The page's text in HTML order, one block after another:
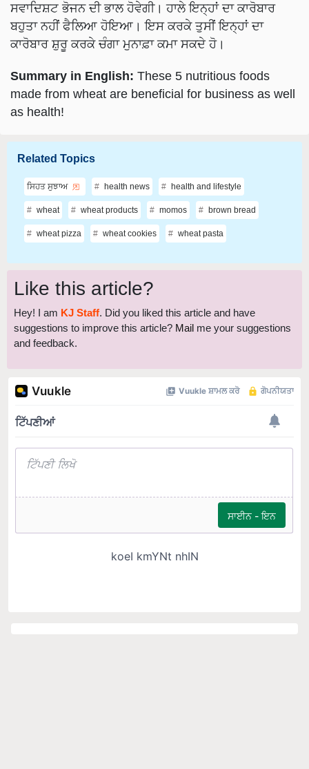
ਸਵਾਦਿਸ਼ਟ ਭੋਜਨ ਦੀ ਭਾਲ ਹੋਵੇਗੀ। ਹਾਲੇ ਇਨ੍ਹਾਂ ਦਾ ਕਾਰੋਬਾਰ
ਬਹੁਤਾ ਨਹੀਂ ਫੈਲਿਆ ਹੋਇਆ। ਇਸ ਕਰਕੇ ਤੁਸੀਂ ਇਨ੍ਹਾਂ ਦਾ
ਕਾਰੋਬਾਰ ਸ਼ੁਰੂ ਕਰਕੇ ਚੰਗਾ ਮੁਨਾਫ਼ਾ ਕਮਾ ਸਕਦੇ ਹੋ।
Summary in English: These 5 nutritious foods
made from wheat are beneficial for business as well
as health!
Related Topics
ਸਿਹਤ ਸੁਝਾਅ health news health and lifestyle
wheat wheat products momos brown bread
wheat pizza wheat cookies wheat pasta
Like this article?
Hey! I am KJ Staff. Did you liked this article and have
suggestions to improve this article? Mail me your suggestions
and feedback.